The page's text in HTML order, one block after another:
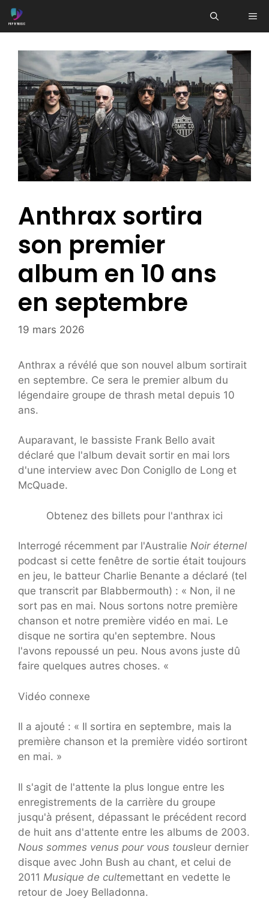
Aller
au
Anthrax sortira
son premier
album en 10 ans
en septembre
19 mars 2026
Anthrax a révélé que son nouvel album sortirait
en septembre. Ce sera le premier album du
légendaire groupe de thrash metal depuis 10
ans.
Auparavant, le bassiste Frank Bello avait
déclaré que l'album devait sortir en mai lors
d'une interview avec Don Conigllo de Long et
McQuade.
Obtenez des billets pour l'anthrax ici
Interrogé récemment par l'Australie Noir éternel
podcast si cette fenêtre de sortie était toujours
en jeu, le batteur Charlie Benante a déclaré (tel
que transcrit par Blabbermouth) : « Non, il ne
sort pas en mai. Nous sortons notre première
chanson et notre première vidéo en mai. Le
disque ne sortira qu'en septembre. Nous
l'avons repoussé un peu. Nous avons juste dû
faire quelques autres choses. «
Vidéo connexe
Il a ajouté : « Il sortira en septembre, mais la
première chanson et la première vidéo sortiront
en mai. »
Il s'agit de l'attente la plus longue entre les
enregistrements de la carrière du groupe
jusqu'à présent, dépassant le précédent record
de huit ans d'attente entre les albums de 2003.
Nous sommes venus pour vous tousleur dernier
disque avec John Bush au chant, et celui de
2011 Musique de cultemettant en vedette le
retour de Joey Belladonna.